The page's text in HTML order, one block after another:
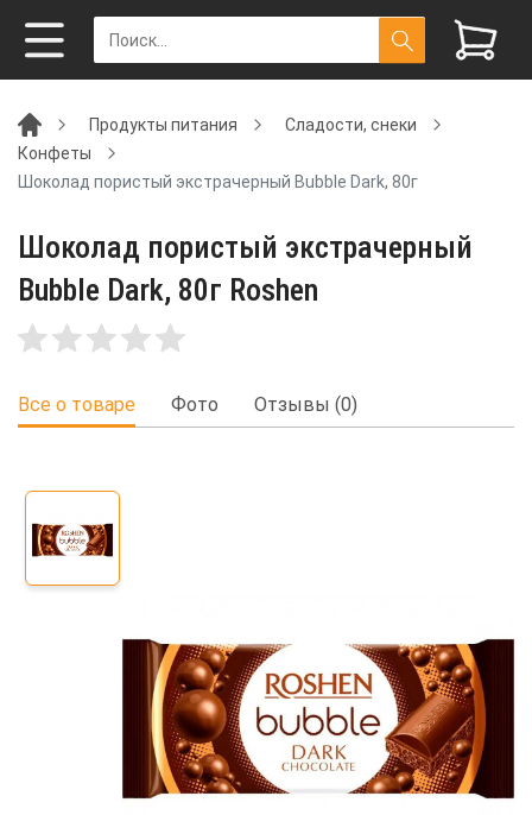
Продукты питания
Сладости, снеки
Конфеты
Шоколад пористый экстрачерный Bubble Dark, 80г
Шоколад пористый экстрачерный
Bubble Dark, 80г Roshen
Все о товаре Фото Отзывы (0)